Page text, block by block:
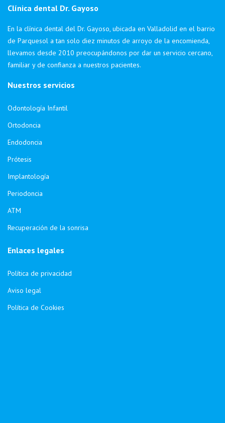
Clínica dental Dr. Gayoso
En la clínica dental del Dr. Gayoso, ubicada en Valladolid en el barrio
de Parquesol a tan solo diez minutos de arroyo de la encomienda,
llevamos desde 2010 preocupándonos por dar un servicio cercano,
familiar y de confianza a nuestros pacientes.
Nuestros servicios
Odontología Infantil
Ortodoncia
Endodoncia
Prótesis
Implantología
Periodoncia
ATM
Recuperación de la sonrisa
Enlaces legales
Política de privacidad
Aviso legal
Política de Cookies